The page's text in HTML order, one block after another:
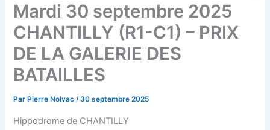
Mardi 30 septembre 2025
CHANTILLY (R1-C1) – PRIX
DE LA GALERIE DES
BATAILLES
Par Pierre Nolvac/30 septembre 2025
Hippodrome de CHANTILLY